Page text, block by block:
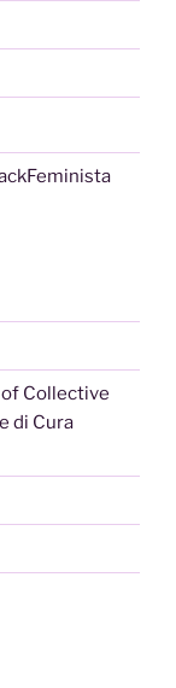
Collective
di Cura